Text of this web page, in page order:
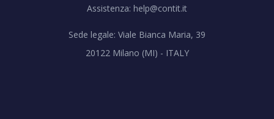
Assistenza: help@contit.it
Sede legale: Viale Bianca Maria, 39
20122 Milano (MI) - ITALY